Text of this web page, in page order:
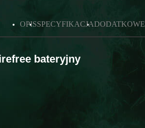
OPISSPECYFIKACJADODATKOWE
bateryjny